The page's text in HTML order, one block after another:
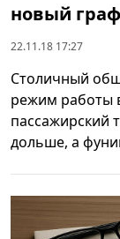
новый
22.11.18 17:27
Столичный
режим работы
пассажирский
дольше, а